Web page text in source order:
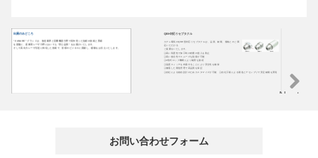
出展のみどころ
“ CANARE ” ブランドは、放送業界と音響機器分野で長年培った信頼の技術と実績
を基盤に、産業用レーザ分野においても “安心品質 ” をお届けいたします。
そして高出力レーザ伝送に特化した技術で、皆様のビジネスに貢献し、感動をお伝えいたします。
QBH対応リセプタクル
カナレ電気のQBH型対応リセプタクルは、品質、納期、価格とのご満
足いただける
ご提案をいたします。
❑高い気密性で加工時の粉塵の侵入を防止
❑高い嵌合性でスムーズな脱着が可能
❑2段式ロック機構により確実な接続
❑温度スィッチを内蔵することにより安全性を確保
❑徹底した製造管理で高品質を保証
❑自社による独自設計のためカスタマイズが可能 ❑自社工場による製造とアセンブリで安定納期を実現
Next
お問い合わせフォーム